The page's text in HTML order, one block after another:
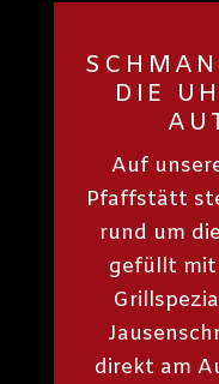
DIE
Auf
Pfaffstätt
rund um
gefüllt mit
direkt am